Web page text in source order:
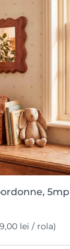
5mp
lei / rola)